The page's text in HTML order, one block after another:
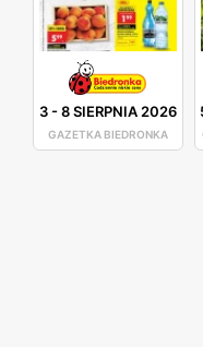
3-8 SIERPNIA 2026
GAZETKA BIEDRONKA